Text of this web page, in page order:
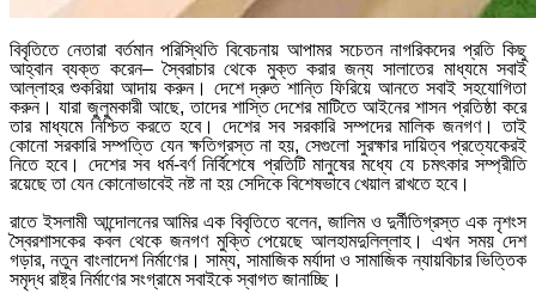
বিবৃতিতে নেতারা বর্তমান পরিস্থিতি বিবেচনায় আপামর সচেতন নাগরিকদের প্রতি কিছু
আহ্বান ব্যক্ত করেন– স্বৈরাচার থেকে মুক্ত করার জন্য সালাতের মাধ্যমে সবাই
আল্লাহর শুকরিয়া আদায় করুন। দেশে দ্রুত শান্তি ফিরিয়ে আনতে সবাই সহযোগিতা
করুন। যারা জুলুমকারী আছে, তাদের শাস্তি দেশের মাটিতে আইনের শাসন প্রতিষ্ঠা করে
তার মাধ্যমে নিশ্চিত করতে হবে। দেশের সব সরকারি সম্পদের মালিক জনগণ। তাই
কোনো সরকারি সম্পত্তি যেন ক্ষতিগ্রস্ত না হয়, সেগুলো সুরক্ষার দায়িত্ব প্রত্যেকেরই
নিতে হবে। দেশের সব ধর্ম-বর্ণ নির্বিশেষে প্রতিটি মানুষের মধ্যে যে চমৎকার সম্প্রীতি
রয়েছে তা যেন কোনোভাবেই নষ্ট না হয় সেদিকে বিশেষভাবে খেয়াল রাখতে হবে।
রাতে ইসলামী আন্দোলনের আমির এক বিবৃতিতে বলেন, জালিম ও দুর্নীতিগ্রস্ত এক নৃশংস
স্বৈরশাসকের কবল থেকে জনগণ মুক্তি পেয়েছে আলহামদুলিল্লাহ। এখন সময় দেশ
গড়ার, নতুন বাংলাদেশ নির্মাণের। সাম্য, সামাজিক মর্যাদা ও সামাজিক ন্যায়বিচার ভিত্তিক
সমৃদ্ধ রাষ্ট্র নির্মাণের সংগ্রামে সবাইকে স্বাগত জানাচ্ছি।